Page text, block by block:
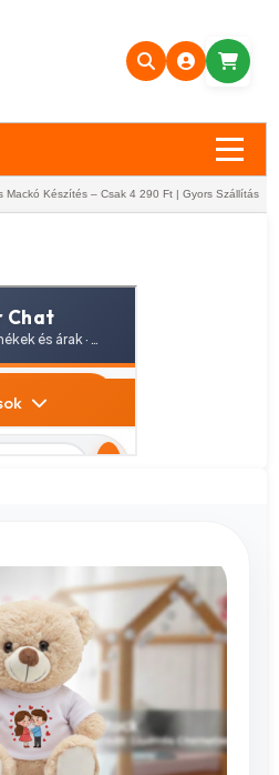
Mackó Készítés – Csak 4 290 Ft | Gyors Szállítás